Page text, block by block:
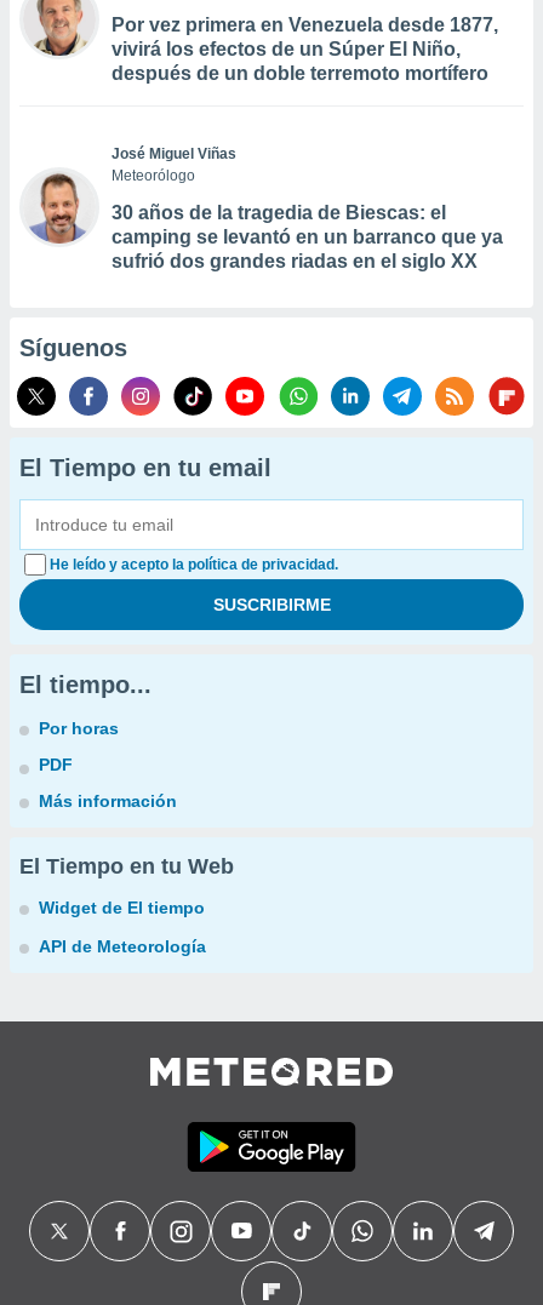
Por vez primera en Venezuela desde 1877,
vivirá los efectos de un Súper El Niño,
después de un doble terremoto mortífero
José Miguel Viñas
Meteorólogo
30 años de la tragedia de Biescas: el
camping se levantó en un barranco que ya
sufrió dos grandes riadas en el siglo XX
Síguenos
El Tiempo en tu email
He leído y acepto la política de privacidad.
El tiempo...
Por horas
PDF
Más información
El Tiempo en tu Web
Widget de El tiempo
API de Meteorología